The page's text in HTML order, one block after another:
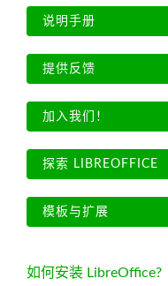
说明手册
提供反馈
加入我们！
探索 LIBREOFFICE
模板与扩展
如何安装 LibreOffice?